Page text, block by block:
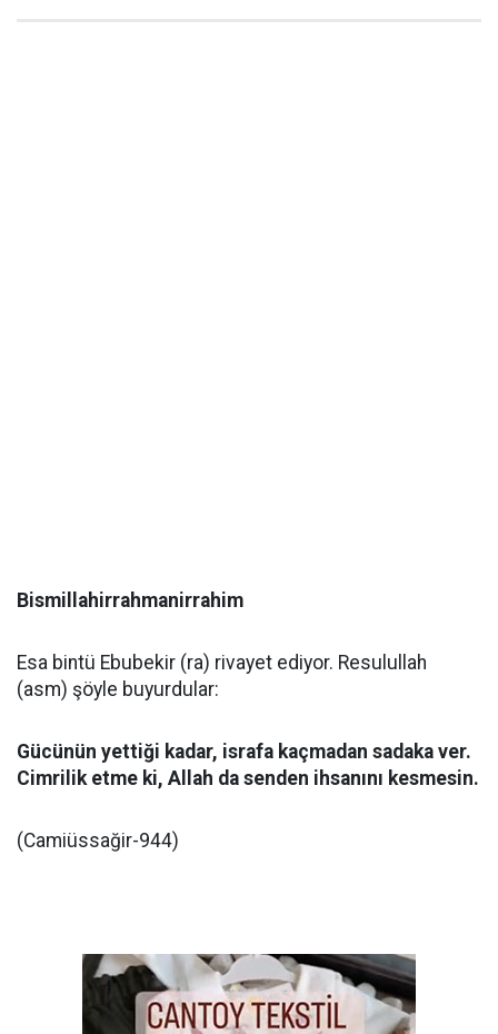
Bismillahirrahmanirrahim
Esa bintü Ebubekir (ra) rivayet ediyor. Resulullah
(asm) şöyle buyurdular:
Gücünün yettiği kadar, israfa kaçmadan sadaka ver.
Cimrilik etme ki, Allah da senden ihsanını kesmesin.
(Camiüssağir-944)